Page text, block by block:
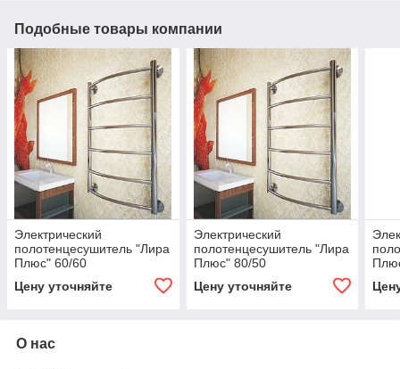
Подобные товары компании
Электрический
полотенцесушитель "Лира
Плюс" 60/60
Цену уточняйте
Электрический
полотенцесушитель "Лира
Плюс" 80/50
Цену уточняйте
О нас